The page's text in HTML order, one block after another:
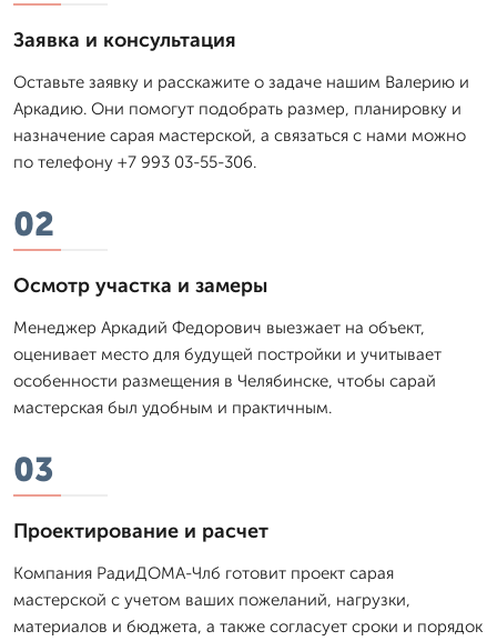
Заявка и консультация
Оставьте заявку и расскажите о задаче нашим Валерию и
Аркадию. Они помогут подобрать размер, планировку и
назначение сарая мастерской, а связаться с нами можно
по телефону +7 993 03-55-306.
02
Осмотр участка и замеры
Менеджер Аркадий Федорович выезжает на объект,
оценивает место для будущей постройки и учитывает
особенности размещения в Челябинске, чтобы сарай
мастерская был удобным и практичным.
03
Проектирование и расчет
Компания РадиДОМА-Члб готовит проект сарая
мастерской с учетом ваших пожеланий, нагрузки,
материалов и бюджета, а также согласует сроки и порядок